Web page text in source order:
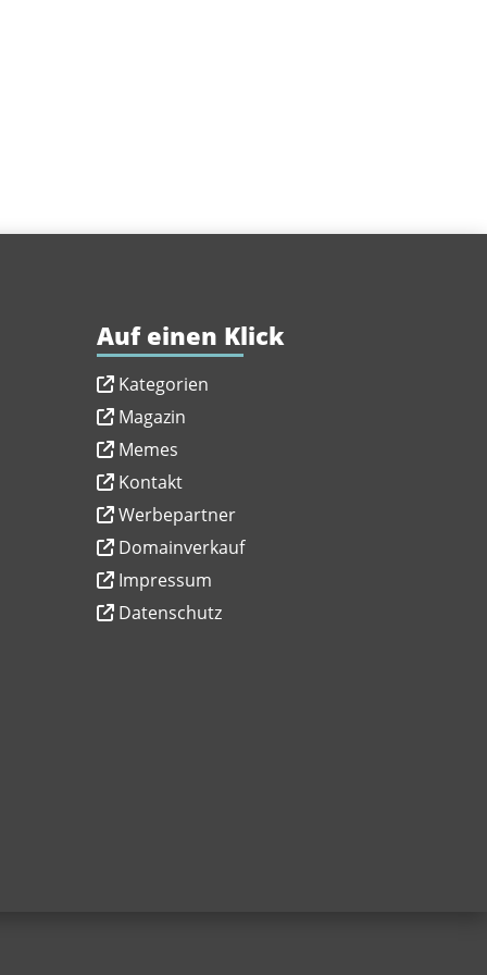
Auf einen Klick
Kategorien
Magazin
Memes
Kontakt
Werbepartner
Domainverkauf
Impressum
Datenschutz